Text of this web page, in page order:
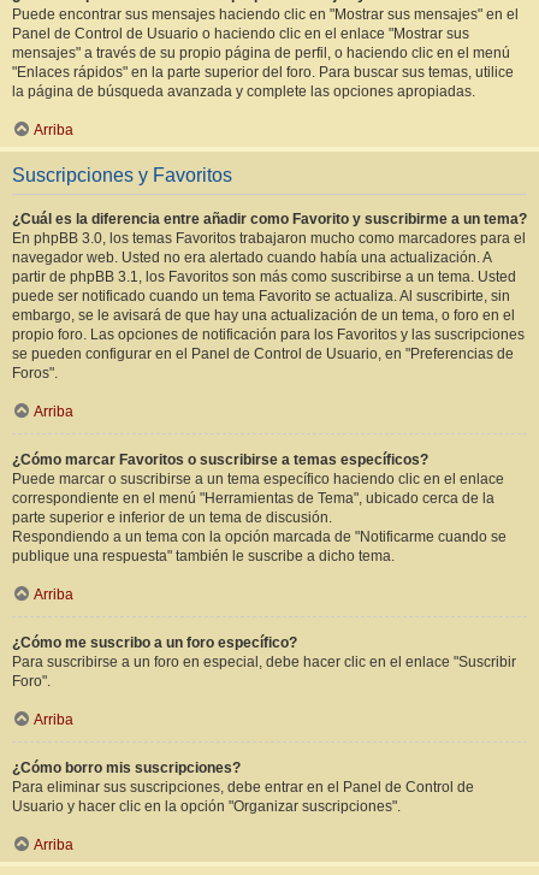
Puede encontrar sus mensajes haciendo clic en "Mostrar sus mensajes" en el
Panel de Control de Usuario o haciendo clic en el enlace "Mostrar sus
mensajes" a través de su propio página de perfil, o haciendo clic en el menú
"Enlaces rápidos" en la parte superior del foro. Para buscar sus temas, utilice
la página de búsqueda avanzada y complete las opciones apropiadas.
Arriba
Suscripciones y Favoritos
¿Cuál es la diferencia entre añadir como Favorito y suscribirme a un tema?
En phpBB 3.0, los temas Favoritos trabajaron mucho como marcadores para el
navegador web. Usted no era alertado cuando había una actualización. A
partir de phpBB 3.1, los Favoritos son más como suscribirse a un tema. Usted
puede ser notificado cuando un tema Favorito se actualiza. Al suscribirte, sin
embargo, se le avisará de que hay una actualización de un tema, o foro en el
propio foro. Las opciones de notificación para los Favoritos y las suscripciones
se pueden configurar en el Panel de Control de Usuario, en "Preferencias de
Foros".
Arriba
¿Cómo marcar Favoritos o suscribirse a temas específicos?
Puede marcar o suscribirse a un tema específico haciendo clic en el enlace
correspondiente en el menú "Herramientas de Tema", ubicado cerca de la
parte superior e inferior de un tema de discusión.
Respondiendo a un tema con la opción marcada de "Notificarme cuando se
publique una respuesta" también le suscribe a dicho tema.
Arriba
¿Cómo me suscribo a un foro específico?
Para suscribirse a un foro en especial, debe hacer clic en el enlace "Suscribir
Foro".
Arriba
¿Cómo borro mis suscripciones?
Para eliminar sus suscripciones, debe entrar en el Panel de Control de
Usuario y hacer clic en la opción "Organizar suscripciones".
Arriba